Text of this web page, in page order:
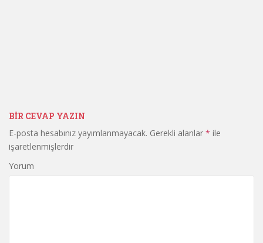
BIR CEVAP YAZIN
E-posta hesabınız yayımlanmayacak. Gerekli alanlar * ile
işaretlenmişlerdir
Yorum